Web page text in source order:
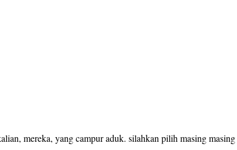
mereka, yang campur aduk. silahkan pilih masing